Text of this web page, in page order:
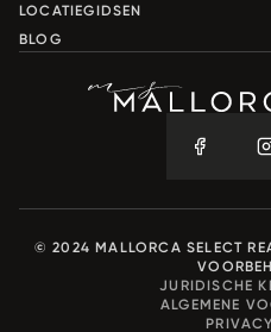
LOCATIEGIDSEN
BLOG
© 2024 MALLORCA SELECT
JURIDISCHE
ALGEMENE